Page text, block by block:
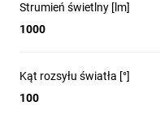
Strumień świetlny [lm]
1000
Kąt rozsyłu światła [°]
100